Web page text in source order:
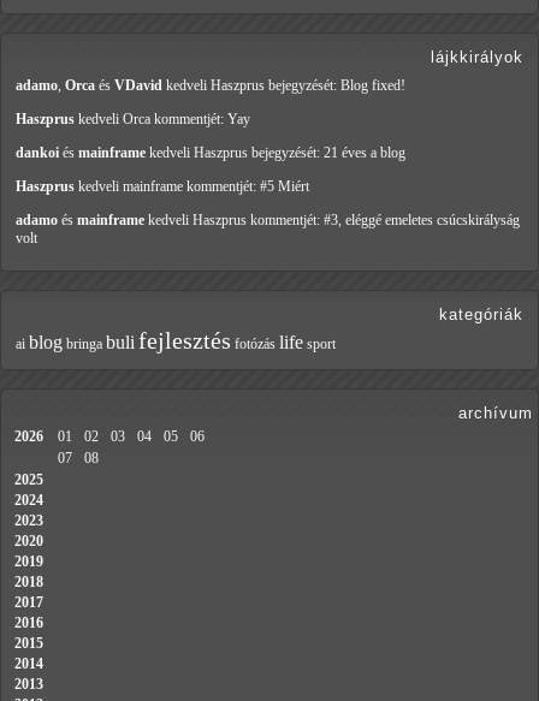
lájkkirályok
adamo, Orca és VDavid kedveli Haszprus bejegyzését: Blog fixed!
Haszprus kedveli Orca kommentjét: Yay
dankoi és mainframe kedveli Haszprus bejegyzését: 21 éves a blog
Haszprus kedveli mainframe kommentjét: #5 Miért
adamo és mainframe kedveli Haszprus kommentjét: #3, eléggé emeletes csúcskirályság
volt
kategóriák
ai blog bringa buli fejlesztés fotózás life sport
archívum
2026 01 02 03 04 05
06
07
08
2025
2024
2023
2020
2019
2018
2017
2016
2015
2014
2013